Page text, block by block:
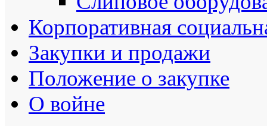
Корпоративная
Закупки и продажи
Положение о закупке
О войне